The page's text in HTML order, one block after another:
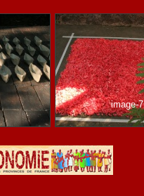
image-7